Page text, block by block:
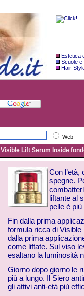
Estetica
Scuole e
Hair-
Web
Visible Lift Serum Inside
Con
spegne.
liftante al
pelle è
Fin dalla prima
formula ricca di
dalla prima
come liftate. Sul viso
esaltano la luminosità
Giorno dopo giorno le
più a lungo. Il Siero
gli attivi anti-età più